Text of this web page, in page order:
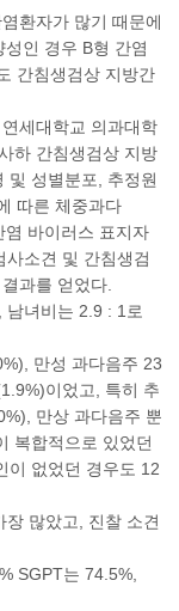
환자가 많기 때문에
인 경우 B형 간염
간침생검상 지방간
세대학교 의과대학
하 간침생검상 지방
및 성별분포, 추정원
따른 체중과다
염 바이러스 표지자
소견 및 간침생검
과를 얻었다.
남녀비는 2.9 : 1로
만성 과다음주 23
이었고, 특히 추
만상 과다음주 뿐
복합적으로 있었던
이 없었던 경우도 12
많았고, 진찰 소견
SGPT는 74.5%,